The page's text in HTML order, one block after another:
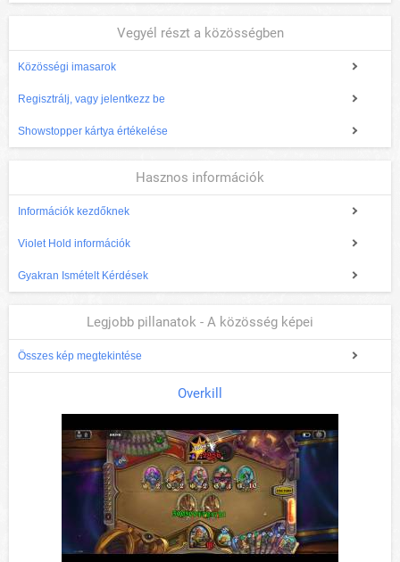
Vegyél részt a közösségben
Közösségi imasarok
Regisztrálj, vagy jelentkezz be
Showstopper kártya értékelése
Hasznos információk
Információk kezdőknek
Violet Hold információk
Gyakran Ismételt Kérdések
Legjobb pillanatok - A közösség képei
Összes kép megtekintése
Overkill